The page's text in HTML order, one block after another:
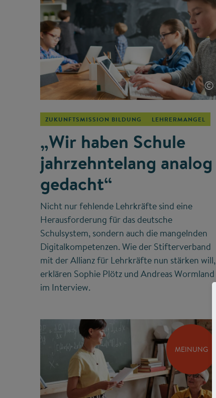
©
ZUKUNFTSMISSION BILDUNG LEHRERMANGEL
„Wir haben Schule
jahrzehntelang analog
gedacht“
Nicht nur fehlende Lehrkräfte sind eine
Herausforderung für das deutsche
Schulsystem, sondern auch die mangelnden
Digitalkompetenzen. Wie der Stifterverband
mit der Allianz für Lehrkräfte nun stärken will,
erklären Sophie Plötz und Andreas Wormland
im Interview.
MEINUNG